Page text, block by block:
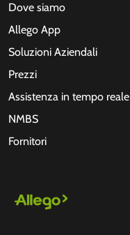
Dove siamo
Allego App
Soluzioni Aziendali
Prezzi
Assistenza in tempo reale
NMBS
Fornitori